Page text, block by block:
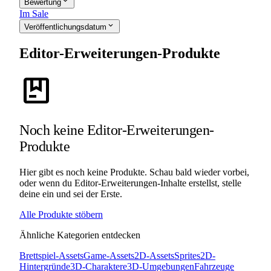
Bewertung
Im Sale
Veröffentlichungsdatum expand_more
Editor-Erweiterungen-Produkte
package
Noch keine Editor-Erweiterungen-
Produkte
Hier gibt es noch keine Produkte. Schau bald wieder vorbei,
oder wenn du Editor-Erweiterungen-Inhalte erstellst, stelle
deine ein und sei der Erste.
Alle Produkte stöbern
Ähnliche Kategorien entdecken
Brettspiel-AssetsGame-Assets2D-AssetsSprites2D-
Hintergründe3D-Charaktere3D-UmgebungenFahrzeuge